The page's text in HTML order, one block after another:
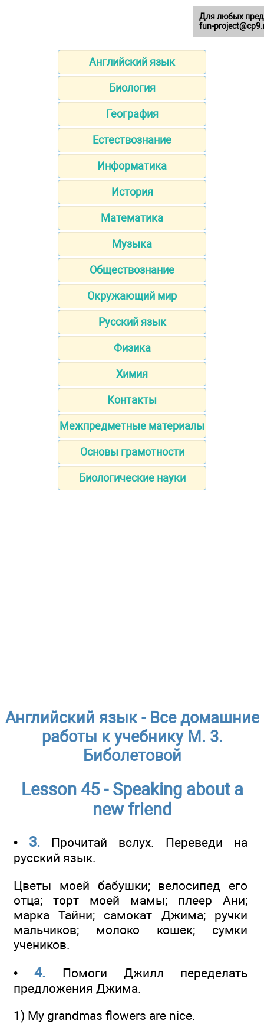
Английский язык
Биология
География
Естествознание
Информатика
История
Математика
Музыка
Обществознание
Окружающий мир
Русский язык
Физика
Химия
Контакты
Межпредметные материалы
Основы грамотности
Биологические науки
Английский язык - Все домашние
работы к учебнику М. 3.
Биболетовой
Lesson 45 - Speaking about a
new friend
• 3. Прочитай вслух. Переведи на
русский язык.
Цветы моей бабушки; велосипед его
отца; торт моей мамы; плеер Ани;
марка Тайни; самокат Джима; ручки
мальчиков; молоко кошек; сумки
учеников.
•4. Помоги Джилл переделать
предложения Джима.
1) Му grandmas flowers are nice.
Для любых
fun-